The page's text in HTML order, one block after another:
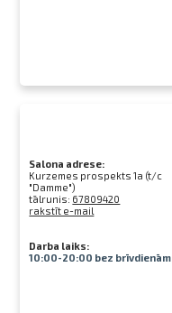
Salona adrese:
Kurzemes prospekts 1a (t/c
"Damme")
tālrunis: 67809420
rakstīt e-mail
Darba laiks:
10:00-20:00 bez brīvdienām